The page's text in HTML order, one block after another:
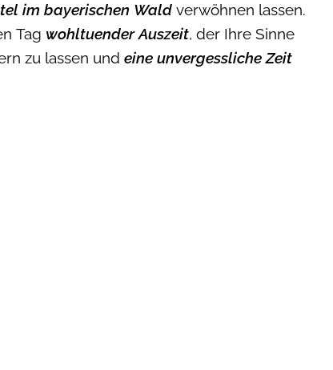
im bayerischen Waldverwöhnen lassen.
Tag wohltuender Auszeit, der Ihre Sinne
zu lassen und eine unvergessliche Zeit